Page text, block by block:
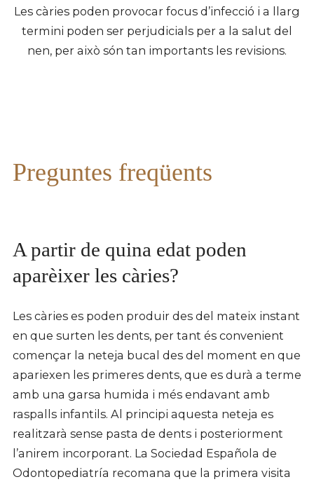
Les càries poden provocar focus d’infecció i a llarg
termini poden ser perjudicials per a la salut del
nen, per això són tan importants les revisions.
Preguntes freqüents
A partir de quina edat poden
aparèixer les càries?
Les càries es poden produir des del mateix instant
en que surten les dents, per tant és convenient
començar la neteja bucal des del moment en que
apariexen les primeres dents, que es durà a terme
amb una garsa humida i més endavant amb
raspalls infantils. Al principi aquesta neteja es
realitzarà sense pasta de dents i posteriorment
l’anirem incorporant. La Sociedad Española de
Odontopediatría recomana que la primera visita